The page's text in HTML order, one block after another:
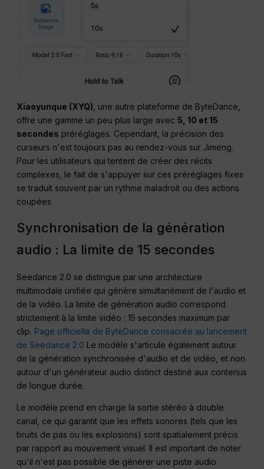
Xiaoyunque (XYQ) , une autre plateforme de ByteDance,
offre une gamme un peu plus large avec5, 10 et 15
secondes préréglages. Cependant, la précision des
curseurs n'est toujours pas au rendez-vous sur Jimeng.
Pour les utilisateurs qui tentent de créer des récits
complexes, le fait de s'appuyer sur ces préréglages fixes
se traduit souvent par un rythme maladroit ou des actions
coupées.
Synchronisation de la génération
audio : La limite de 15 secondes
Seedance 2.0 se distingue par une architecture
multimodale unifiée qui génère simultanément de l'audio et
de la vidéo. La limite de génération audio correspond
strictement à la limite vidéo : 15 secondes maximum par
clip. Page officielle de ByteDance consacrée au lancement
de Seedance 2.0 Le modèle s'articule également autour
de la génération synchronisée d'audio et de vidéo, et non
autour d'un générateur audio distinct destiné aux contenus
de longue durée.
Le modèle prend en charge la sortie stéréo à double
canal, ce qui garantit que les effets sonores (tels que les
bruits de pas ou les explosions) sont spatialement précis
par rapport au mouvement visuel. Il est important de noter
qu'il n'est pas possible de générer une piste audio